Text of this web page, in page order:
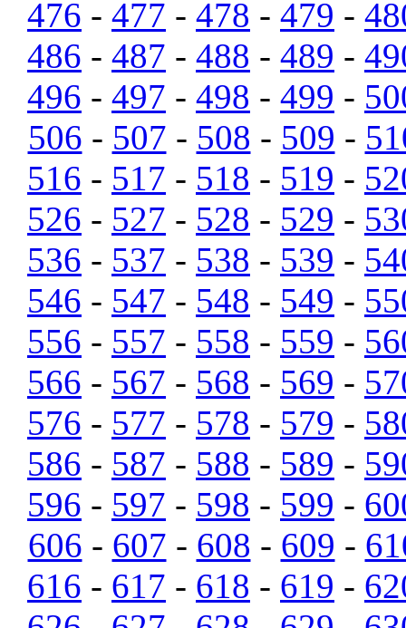
476 - 477 - 478 - 479 -
486 - 487 - 488 - 489 -
496 - 497 - 498 - 499 -
506 - 507 - 508 - 509 -
516 - 517 - 518 - 519 -
526 - 527 - 528 - 529 -
536 - 537 - 538 - 539 -
546 - 547 - 548 - 549 -
556 - 557 - 558 - 559 -
566 - 567 - 568 - 569 -
576 - 577 - 578 - 579 -
586 - 587 - 588 - 589 -
596 - 597 - 598 - 599 -
606 - 607 - 608 - 609 -
616 - 617 - 618 - 619 -